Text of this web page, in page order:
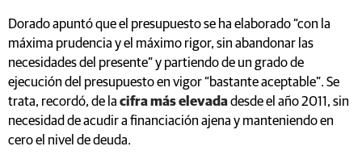
Dorado apuntó que el presupuesto se ha elaborado “con la
máxima prudencia y el máximo rigor, sin abandonar las
necesidades del presente” y partiendo de un grado de
ejecución del presupuesto en vigor “bastante aceptable”. Se
trata, recordó, de la cifra más elevadadesde el año 2011, sin
necesidad de acudir a financiación ajena y manteniendo en
cero el nivel de deuda.